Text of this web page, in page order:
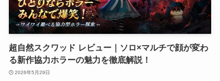
超自然スクワッド レビュー｜ソロ×マルチで顔が変わ
る新作協力ホラーの魅力を徹底解説！
2026年5月29日